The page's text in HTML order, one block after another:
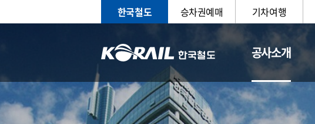
한국철도 승차권예매 기차여행
공사소개
CEO 일반현황